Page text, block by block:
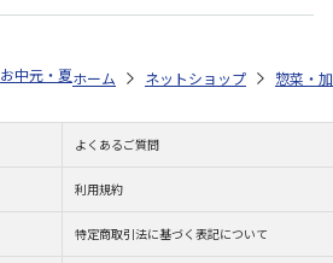
お中元・夏ギフト特集 2026 ゆうゆうギフト
ホーム ネットショップ 惣菜・
よくあるご質問
利用規約
特定商取引法に基づく表記について